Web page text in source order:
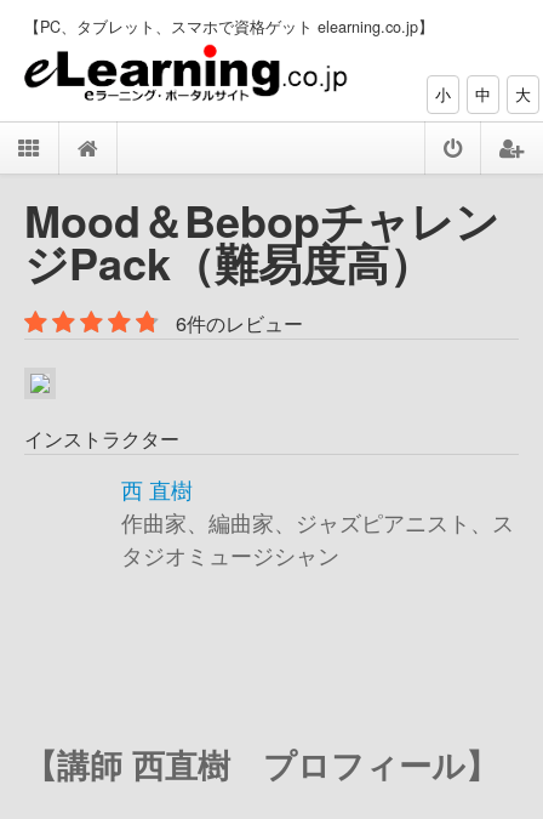
【PC、タブレット、スマホで資格ゲット elearning.co.jp】
小 中 大
Mood＆Bebopチャレン
ジPack（難易度高）
6件のレビュー
インストラクター
西 直樹
作曲家、編曲家、ジャズピアニスト、ス
タジオミュージシャン
【講師 西直樹 プロフィール】